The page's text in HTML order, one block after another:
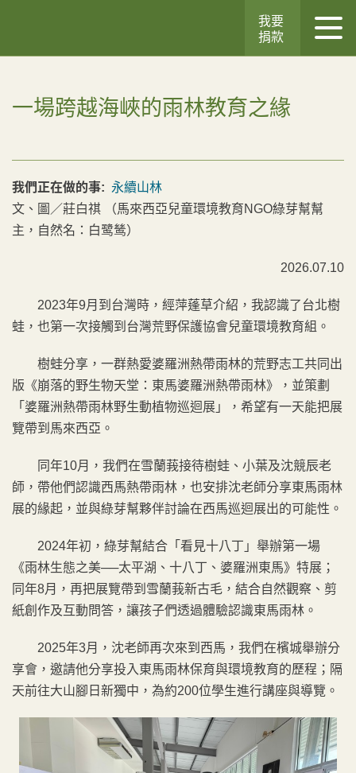
我要
捐款
一場跨越海峽的雨林教育之緣
我們正在做的事: 永續山林
文、圖／莊白祺 （馬來西亞兒童環境教育NGO綠芽幫幫
主，自然名：白鹭鸶）
2026.07.10
2023年9月到台灣時，經萍蓬草介紹，我認識了台北樹
蛙，也第一次接觸到台灣荒野保護協會兒童環境教育組。
樹蛙分享，一群熱愛婆羅洲熱帶雨林的荒野志工共同出
版《崩落的野生物天堂：東馬婆羅洲熱帶雨林》，並策劃
「婆羅洲熱帶雨林野生動植物巡迴展」，希望有一天能把展
覽帶到馬來西亞。
同年10月，我們在雪蘭莪接待樹蛙、小葉及沈競辰老
師，帶他們認識西馬熱帶雨林，也安排沈老師分享東馬雨林
展的緣起，並與綠芽幫夥伴討論在西馬巡迴展出的可能性。
2024年初，綠芽幫結合「看見十八丁」舉辦第一場
《雨林生態之美──太平湖、十八丁、婆羅洲東馬》特展；
同年8月，再把展覽帶到雪蘭莪新古毛，結合自然觀察、剪
紙創作及互動問答，讓孩子們透過體驗認識東馬雨林。
2025年3月，沈老師再次來到西馬，我們在檳城舉辦分
享會，邀請他分享投入東馬雨林保育與環境教育的歷程；隔
天前往大山腳日新獨中，為約200位學生進行講座與導覽。